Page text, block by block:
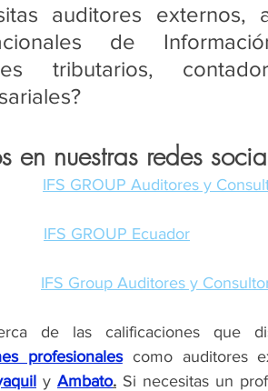
auditores externos,
de
tributarios,
en nuestras redes
IFS GROUP Auditores y
IFS GROUP Ecuador
IFS Group Auditores y
profesionales
y Ambato. Si necesitas un